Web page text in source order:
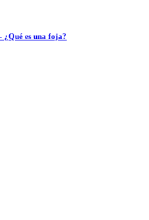
es una foja?